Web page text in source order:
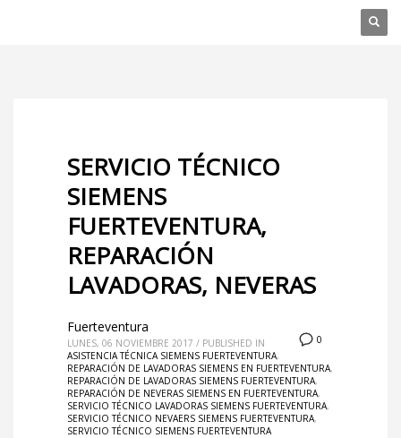
SERVICIO TÉCNICO
SIEMENS
FUERTEVENTURA,
REPARACIÓN
LAVADORAS, NEVERAS
0
Fuerteventura
LUNES, 06 NOVIEMBRE 2017 / PUBLISHED IN
ASISTENCIA TÉCNICA SIEMENS FUERTEVENTURA,
REPARACIÓN DE LAVADORAS SIEMENS EN FUERTEVENTURA,
REPARACIÓN DE LAVADORAS SIEMENS FUERTEVENTURA,
REPARACIÓN DE NEVERAS SIEMENS EN FUERTEVENTURA,
SERVICIO TÉCNICO LAVADORAS SIEMENS FUERTEVENTURA,
SERVICIO TÉCNICO NEVAERS SIEMENS FUERTEVENTURA,
SERVICIO TÉCNICO SIEMENS FUERTEVENTURA